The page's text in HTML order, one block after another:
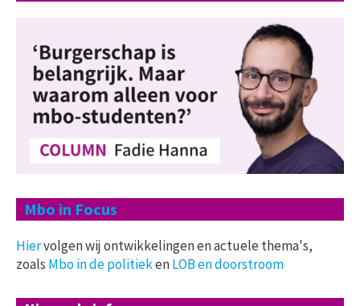
Mbo in Focus
Hiervolgen wij ontwikkelingen en actuele thema's,
zoals Mbo in de politiekenLOB en doorstroom